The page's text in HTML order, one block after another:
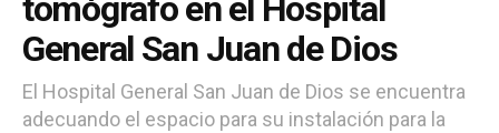
tomógrafo en el Hospital
General San Juan de Dios
El Hospital General San Juan de Dios se encuentra
adecuando el espacio para su instalación para la